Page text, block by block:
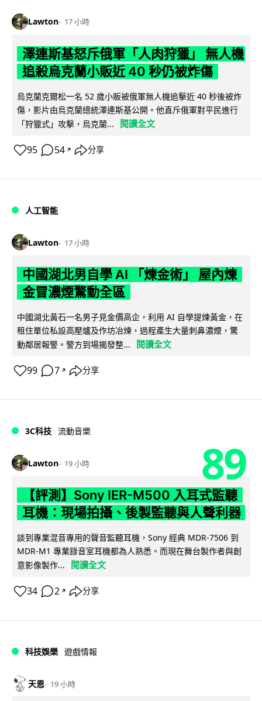
Lawton 17 小時
澤連斯基怒斥俄軍「人肉狩獵」 無人機
追殺烏克蘭小販近 40 秒仍被炸傷
烏克蘭克爾松一名 52 歲小販被俄軍無人機追擊近 40 秒後被炸
傷，影片由烏克蘭總統澤連斯基公開。他直斥俄軍對平民進行
「狩獵式」攻擊，烏克蘭...
閱讀全文
95 54 ↗ 分享
人工智能
Lawton 17 小時
中國湖北男自學 AI 「煉金術」 屋內煉
金冒濃煙驚動全區
中國湖北黃石一名男子見金價高企，利用 AI 自學提煉黃金，在
租住單位私設高壓爐及作坊冶煉，過程產生大量刺鼻濃煙，驚
動鄰居報警。警方到場揭發整...
閱讀全文
99 7 ↗ 分享
3C科技 流動音樂
Lawton 19 小時 89
【評測】Sony IER-M500 入耳式監聽
耳機：現場拍攝、後製監聽與人聲利器
談到專業混音專用的聲音監聽耳機，Sony 經典 MDR-7506 到
MDR-M1 專業錄音室耳機都為人熟悉。而現在舞台製作者與創
意影像製作...
閱讀全文
34 2 ↗ 分享
科技娛樂 遊戲情報
天恩 19 小時